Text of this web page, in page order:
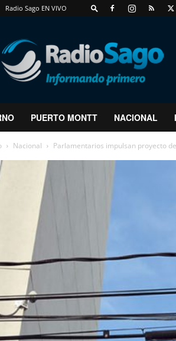
Radio Sago EN VIVO
RadioSago
PUERTO MONTT NACIONAL
Nacional Parlamentarios impulsan proyecto